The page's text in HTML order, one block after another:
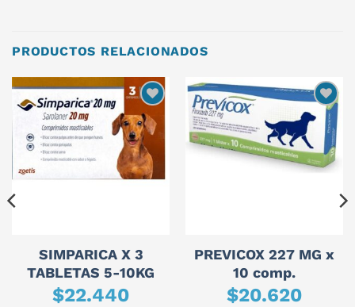
PRODUCTOS RELACIONADOS
SIMPARICA X 3
TABLETAS 5-10KG
$22.440
PREVICOX 227 MG x
10 comp.
$20.620